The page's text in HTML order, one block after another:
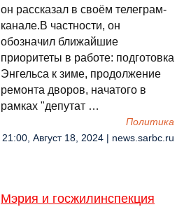
он рассказал в своём телеграм-
канале.В частности, он
обозначил ближайшие
приоритеты в работе: подготовка
Энгельса к зиме, продолжение
ремонта дворов, начатого в
рамках "депутат …
Политика
21:00, Август 18, 2024 | news.sarbc.ru
Мэрия и госжилинспекция